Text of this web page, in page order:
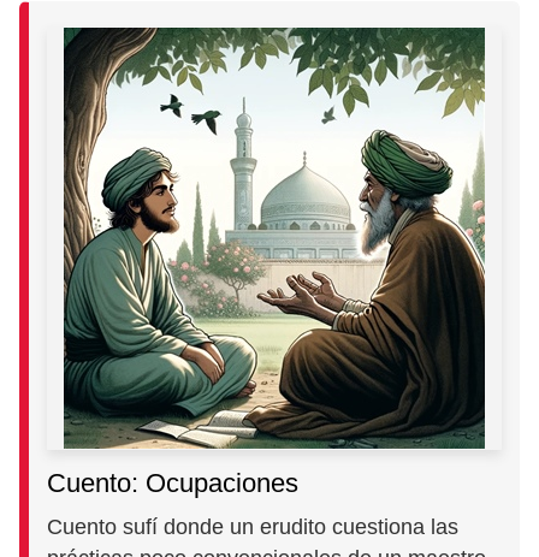
Cuento: Ocupaciones
Cuento sufí donde un erudito cuestiona las